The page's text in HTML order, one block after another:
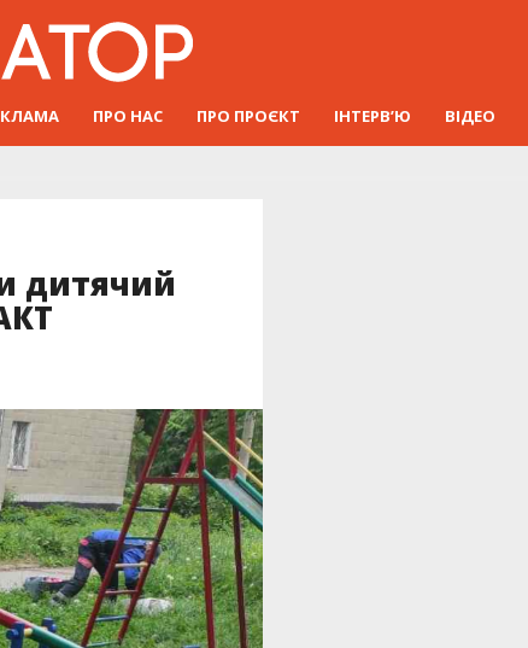
ПРО НАС ПРО ПРОЄКТ ІНТЕРВ’Ю ВІДЕО
дитячий